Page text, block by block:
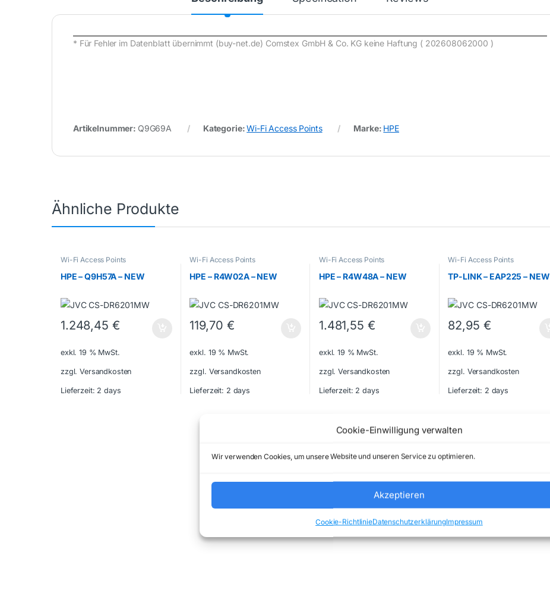
Cookie-Einwilligung verwalten
Wir verwenden Cookies, um unsere Website und unseren Service zu optimieren.
Akzeptieren
Cookie-RichtlinieDatenschutzerklärungImpressum
* Für Fehler im Datenblatt übernimmt (buy-net.de) Comstex GmbH & Co. KG keine Haftung ( 202608062000 )
Artikelnummer: Q9G69A Kategorie:Wi-Fi Access Points Marke: HPE
Ähnliche Produkte
Wi-Fi Access Points
HPE – Q9H57A – NEW
1.248,45 €
exkl. 19 % MwSt.
zzgl. Versandkosten
Lieferzeit: 2 days
Wi-Fi Access Points
HPE – R4W02A – NEW
119,70 €
exkl. 19 % MwSt.
zzgl. Versandkosten
Lieferzeit: 2 days
Wi-Fi Access Points
HPE – R4W48A – NEW
1.481,55 €
exkl. 19 % MwSt.
zzgl. Versandkosten
Lieferzeit: 2 days
Wi-Fi Access Points
TP-LINK – EAP225 – NEW
82,95 €
exkl. 19 % MwSt.
zzgl. Versandkosten
Lieferzeit: 2 days